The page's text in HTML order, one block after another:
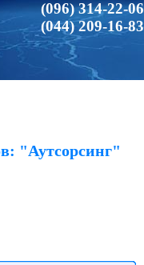
(096) 314-22-06
(044) 209-16-83
"Аутсорсинг"